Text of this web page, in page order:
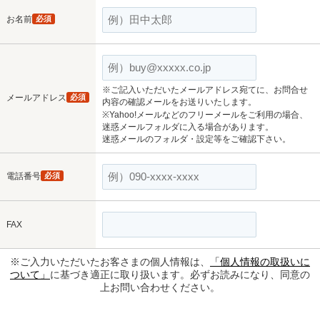
お名前 必須
メールアドレス 必須
※ご記入いただいたメールアドレス宛てに、お問合せ
内容の確認メールをお送りいたします。
※Yahoo!メールなどのフリーメールをご利用の場合、
迷惑メールフォルダに入る場合があります。
迷惑メールのフォルダ・設定等をご確認下さい。
電話番号 必須
FAX
※ご入力いただいたお客さまの個人情報は、
「個人情報の取扱いに
ついて」 に基づき適正に取り扱います。必ずお読みになり、同意の
上お問い合わせください。